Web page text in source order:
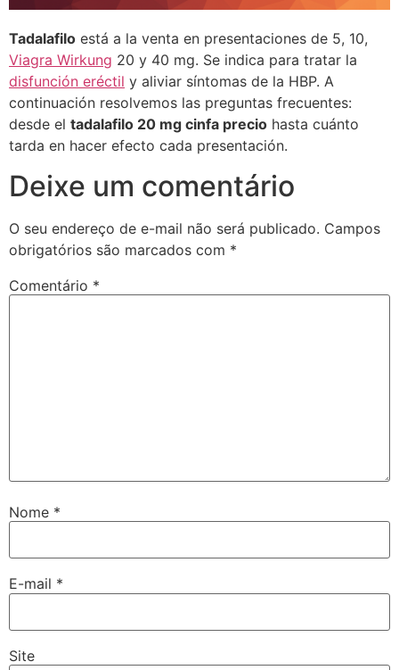
Tadalafilo está a la venta en presentaciones de 5, 10,
Viagra Wirkung 20 y 40 mg. Se indica para tratar la
disfunción eréctil y aliviar síntomas de la HBP. A
continuación resolvemos las preguntas frecuentes:
desde el tadalafilo 20 mg cinfa precio hasta cuánto
tarda en hacer efecto cada presentación.
Deixe um comentário
O seu endereço de e-mail não será publicado. Campos
obrigatórios são marcados com *
Comentário *
Nome *
E-mail *
Site